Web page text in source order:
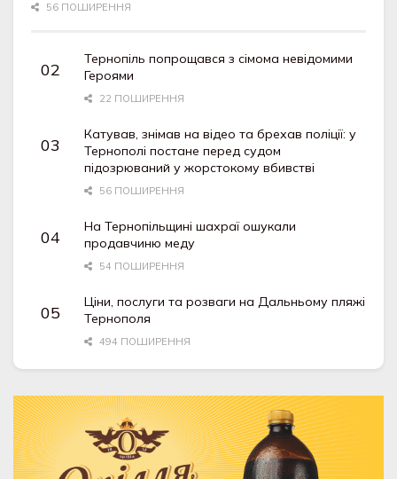
56 ПОШИРЕННЯ
Тернопіль попрощався з сімома невідомими
Героями
22 ПОШИРЕННЯ
Катував, знімав на відео та брехав поліції: у
Тернополі постане перед судом
підозрюваний у жорстокому вбивстві
56 ПОШИРЕННЯ
На Тернопільщині шахраї ошукали
продавчиню меду
54 ПОШИРЕННЯ
Ціни, послуги та розваги на Дальньому пляжі
Тернополя
494 ПОШИРЕННЯ